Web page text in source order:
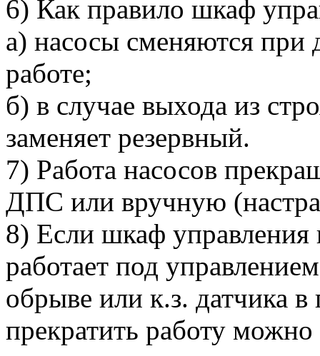
6) Как правило шкаф
а) насосы сменяются при
работе;
б) в случае выхода из
заменяет резервный.
7) Работа насосов
ДПС или вручную
8) Если шкаф
работает под
обрыве или к.з. датчика
прекратить работу